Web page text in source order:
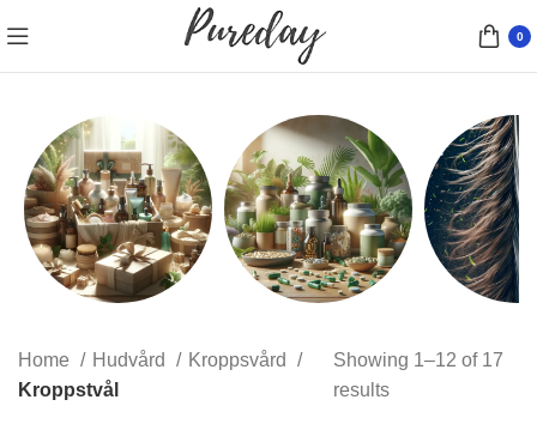
0
10 products
Home Hudvård
Kroppsvård
Kroppstvål
Showing 1–12 of 17
results